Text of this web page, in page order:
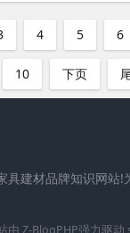
4 5 6
10 下页
具建材品牌知识网站!
由 Z-BlogPHP强力驱动